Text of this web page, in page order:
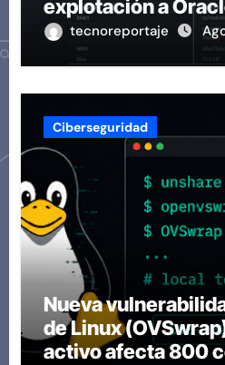
explotación a
tecnoreportaje
Ciberseguridad
Nueva
de Linux
activo afecta 800